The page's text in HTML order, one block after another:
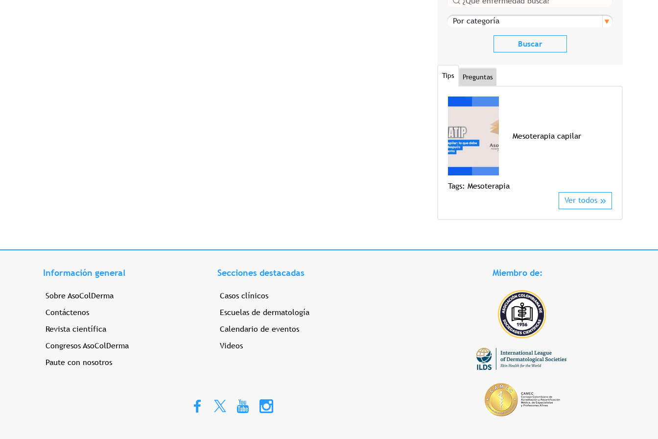
Por categoría
Tips Preguntas
Mesoterapia capilar
Tags: Mesoterapia
Ver todos
Información general
Sobre AsoColDerma
Contáctenos
Revista científica
Congresos AsoColDerma
Paute con nosotros
Secciones destacadas
Casos clínicos
Escuelas de dermatología
Calendario de eventos
Videos
Miembro de: